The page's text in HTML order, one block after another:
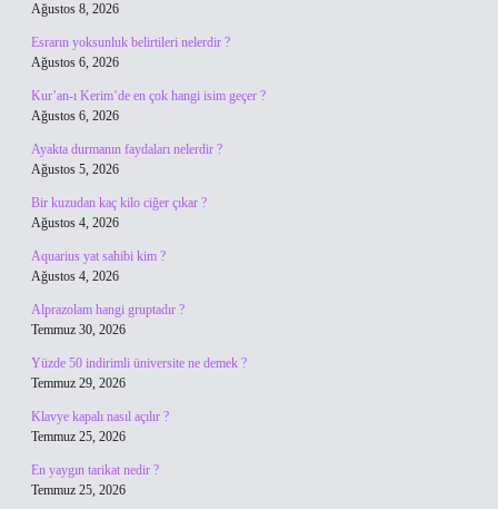
Ağustos 8, 2026
Esrarın yoksunluk belirtileri nelerdir ?
Ağustos 6, 2026
Kur’an-ı Kerim’de en çok hangi isim geçer ?
Ağustos 6, 2026
Ayakta durmanın faydaları nelerdir ?
Ağustos 5, 2026
Bir kuzudan kaç kilo ciğer çıkar ?
Ağustos 4, 2026
Aquarius yat sahibi kim ?
Ağustos 4, 2026
Alprazolam hangi gruptadır ?
Temmuz 30, 2026
Yüzde 50 indirimli üniversite ne demek ?
Temmuz 29, 2026
Klavye kapalı nasıl açılır ?
Temmuz 25, 2026
En yaygın tarikat nedir ?
Temmuz 25, 2026